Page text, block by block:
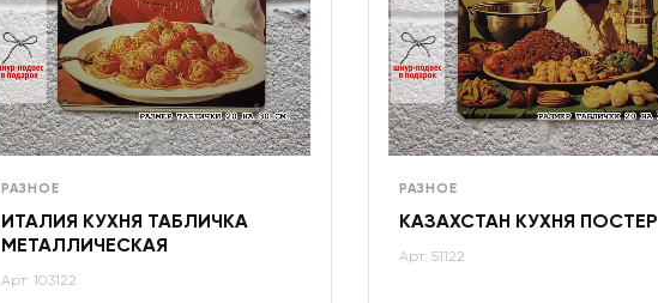
РАЗНОЕ
ИТАЛИЯ КУХНЯ ТАБЛИЧКА
МЕТАЛЛИЧЕСКАЯ
Арт: 103122
РАЗНОЕ
КАЗАХСТАН КУХНЯ ПОСТЕР
Арт: 51122